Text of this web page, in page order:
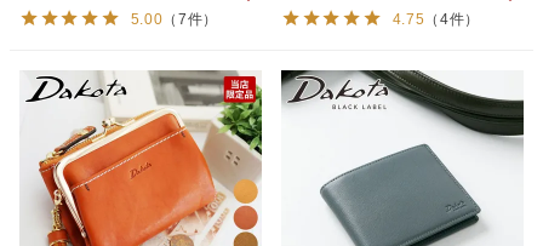
5.00 （7件）
4.75 （4件）